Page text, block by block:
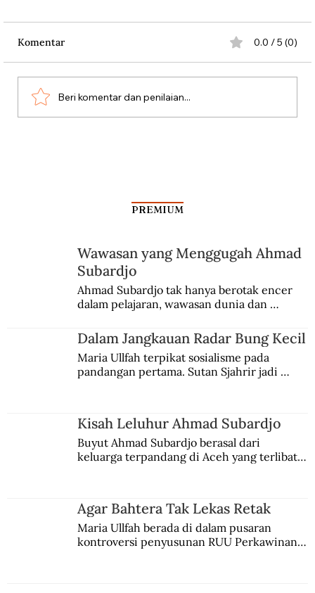
Kabinet Bayangan Tan Malaka
Komentar 0.0 / 5 (0)
Beri komentar dan penilaian...
PREMIUM
Wawasan yang Menggugah Ahmad
Subardjo
Ahmad Subardjo tak hanya berotak encer
dalam pelajaran, wawasan dunia dan
Jules Verne, Multatuli, hingga Sun Yat-sen.
Dalam Jangkauan Radar Bung Kecil
Maria Ullfah terpikat sosialisme pada
pandangan pertama. Sutan Sjahrir jadi
Kisah Leluhur Ahmad Subardjo
Buyut Ahmad Subardjo berasal dari
keluarga terpandang di Aceh yang terlibat
Agar Bahtera Tak Lekas Retak
Maria Ullfah berada di dalam pusaran
kontroversi penyusunan RUU Perkawinan.